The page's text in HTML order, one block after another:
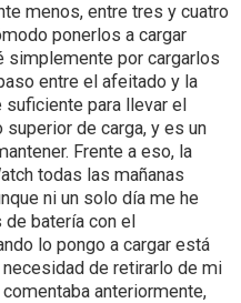
menos, entre tres y cuatro
ponerlos a cargar
simplemente por cargarlos
entre el afeitado y la
suficiente para llevar el
de carga, y es un
Frente a eso, la
todas las mañanas
ni un solo día me he
batería con el
lo pongo a cargar está
de retirarlo de mi
anteriormente,